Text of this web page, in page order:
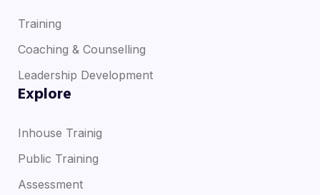
Training
Coaching & Counselling
Leadership Development
Explore
Inhouse Trainig
Public Training
Assessment